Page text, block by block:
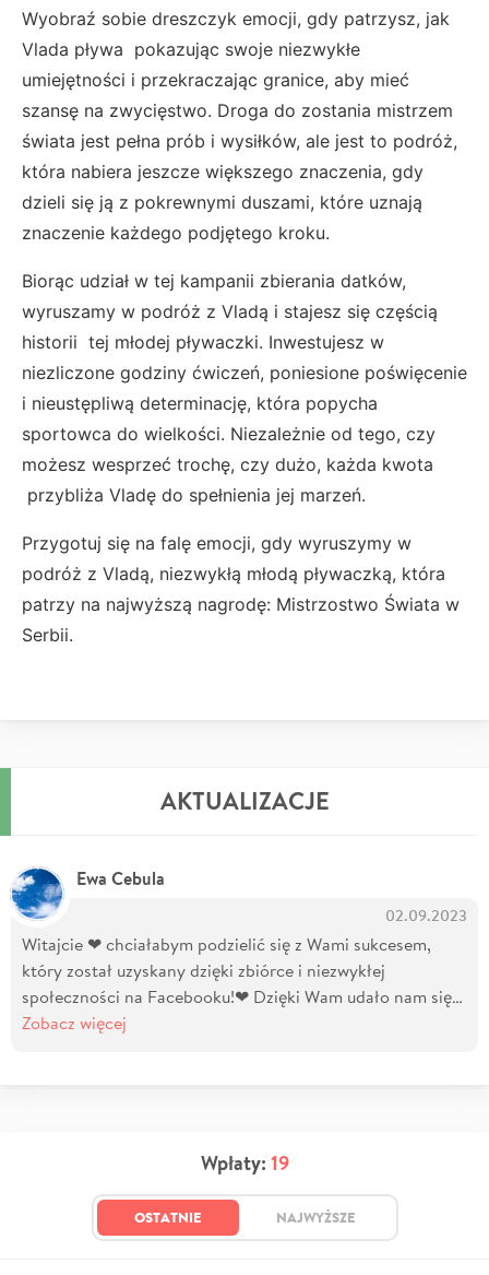
Wyobraź sobie dreszczyk emocji, gdy patrzysz, jak
Vlada pływa pokazując swoje niezwykłe
umiejętności i przekraczając granice, aby mieć
szansę na zwycięstwo. Droga do zostania mistrzem
świata jest pełna prób i wysiłków, ale jest to podróż,
która nabiera jeszcze większego znaczenia, gdy
dzieli się ją z pokrewnymi duszami, które uznają
znaczenie każdego podjętego kroku.
Biorąc udział w tej kampanii zbierania datków,
wyruszamy w podróż z Vladą i stajesz się częścią
historii tej młodej pływaczki. Inwestujesz w
niezliczone godziny ćwiczeń, poniesione poświęcenie
i nieustępliwą determinację, która popycha
sportowca do wielkości. Niezależnie od tego, czy
możesz wesprzeć trochę, czy dużo, każda kwota
przybliża Vladę do spełnienia jej marzeń.
Przygotuj się na falę emocji, gdy wyruszymy w
podróż z Vladą, niezwykłą młodą pływaczką, która
patrzy na najwyższą nagrodę: Mistrzostwo Świata w
Serbii.
AKTUALIZACJE
Ewa Cebula
02.09.2023
Witajcie ❤ chciałabym podzielić się z Wami sukcesem,
który został uzyskany dzięki zbiórce i niezwykłej
społeczności na Facebooku!❤ Dzięki Wam udało nam się…
Zobacz więcej
Wpłaty: 19
OSTATNIE NAJWYŻSZE